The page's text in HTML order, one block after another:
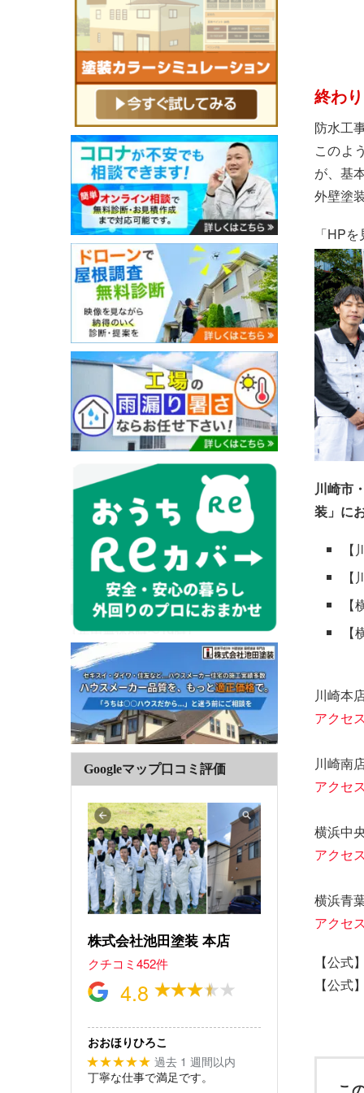
終わ
防水工
このよ
が、基
外壁塗
「HP
川崎市
装」に
川崎本
アクセ
川崎南
アクセ
横浜中
アクセ
横浜青
アクセ
【公式
【公式
Googleマップ口コミ評価
株式会社池田塗装 本店
クチコミ452件
4.8
おおほりひろこ
★★★★★ 過去 1 週間以内
丁寧な仕事で満足です。